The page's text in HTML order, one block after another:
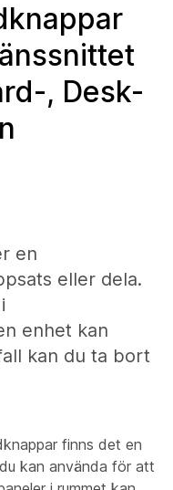
, Desk-
en
eller dela.
enhet kan
kan du ta bort
finns det en
kan använda för att